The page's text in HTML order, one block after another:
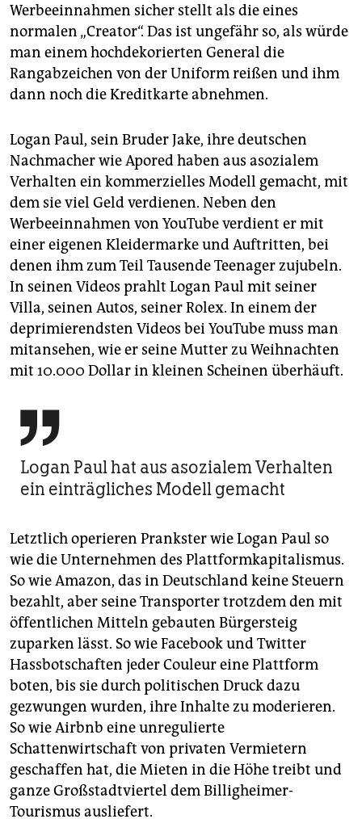
Werbeeinnahmen sicher stellt als die eines
normalen „Creator“. Das ist ungefähr so, als würde
man einem hochdekorierten General die
Rangabzeichen von der Uniform reißen und ihm
dann noch die Kreditkarte abnehmen.
Logan Paul, sein Bruder Jake, ihre deutschen
Nachmacher wie Apored haben aus asozialem
Verhalten ein kommerzielles Modell gemacht, mit
dem sie viel Geld verdienen. Neben den
Werbeeinnahmen von YouTube verdient er mit
einer eigenen Kleidermarke und Auftritten, bei
denen ihm zum Teil Tausende Teenager zujubeln.
In seinen Videos prahlt Logan Paul mit seiner
Villa, seinen Autos, seiner Rolex. In einem der
deprimierendsten Videos bei YouTube muss man
mitansehen, wie er seine Mutter zu Weihnachten
mit 10.000 Dollar in kleinen Scheinen überhäuft.

Logan Paul hat aus asozialem Verhalten
ein einträgliches Modell gemacht
Letztlich operieren Prankster wie Logan Paul so
wie die Unternehmen des Plattformkapitalismus.
So wie Amazon, das in Deutschland keine Steuern
bezahlt, aber seine Transporter trotzdem den mit
öffentlichen Mitteln gebauten Bürgersteig
zuparken lässt. So wie Facebook und Twitter
Hassbotschaften jeder Couleur eine Plattform
boten, bis sie durch politischen Druck dazu
gezwungen wurden, ihre Inhalte zu moderieren.
So wie Airbnb eine unregulierte
Schattenwirtschaft von privaten Vermietern
geschaffen hat, die Mieten in die Höhe treibt und
ganze Großstadtviertel dem Billigheimer-
Tourismus ausliefert.